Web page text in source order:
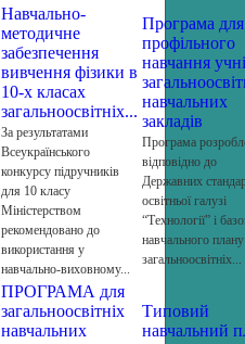
Навчально-
методичне
забезпечення
вивчення фізики в
10-х класах
загальноосвітніх...
За результатами
Всеукраїнського
конкурсу підручників
для 10 класу
Міністерством
рекомендовано до
використання у
навчально-виховному...
Програма для
профільного
навчання
навчальних
закладів
Програма
відповідно до
Державних
освітньої галузі
“Технології” і
навчального плану
загальноосвітніх...
ПРОГРАМА для
загальноосвітніх
навчальних
Типовий
навчальний